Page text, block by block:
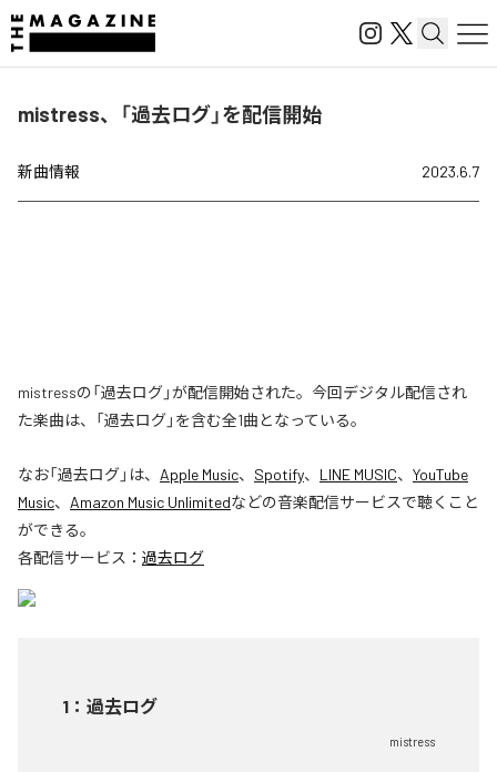
mistress、「過去ログ」を配信開始
新曲情報 2023.6.7
mistressの「過去ログ」が配信開始された。今回デジタル配信され
た楽曲は、「過去ログ」を含む全1曲となっている。
なお「過去ログ」は、 Apple Music、 Spotify、 LINE MUSIC、 YouTube
Music、 Amazon Music Unlimitedなどの音楽配信サービスで聴くこと
ができる。
各配信サービス： 過去ログ
1 ： 過去ログ
mistress